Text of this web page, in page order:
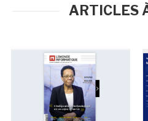
ARTICLES